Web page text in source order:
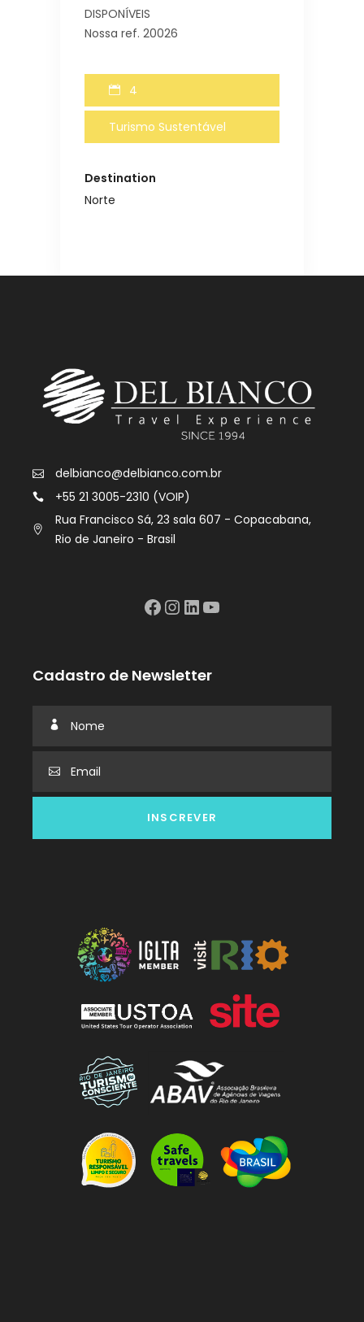
DISPONÍVEIS
Nossa ref. 20026
4
Turismo Sustentável
Destination
Norte
delbianco@delbianco.com.br
+55 21 3005-2310 (VOIP)
Rua Francisco Sá, 23 sala 607 - Copacabana,
Rio de Janeiro - Brasil
Facebook
Instagram
LinkedIn
YouTube
Cadastro de Newsletter